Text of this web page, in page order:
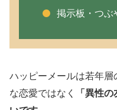
掲示板・つぶ
ハッピーメールは若年
な恋愛ではなく
「異性